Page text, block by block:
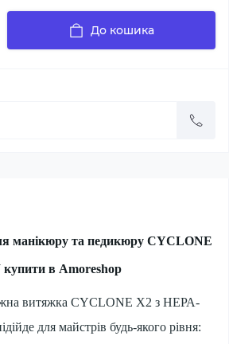
До кошика
манікюру та педикюру CYCLONE
в Amoreshop
витяжка CYCLONE X2 з НЕРА-
для майстрів будь-якого рівня: